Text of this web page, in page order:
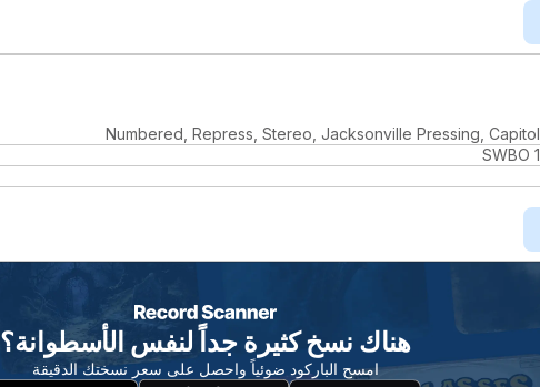
Numbered, Repress, Stereo, Jacksonville Pressing,
SWBO
هناك نسخ كثيرة جداً لنفس الأسطوانة؟
امسح الباركود ضوئياً واحصل على سعر نسختك الدقيقة